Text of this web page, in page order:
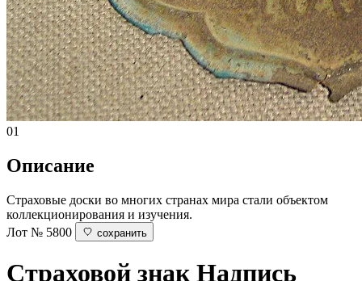
01
Описание
Страховые доски во многих странах мира стали объектом
коллекционирования и изучения.
Лот № 5800
сохранить
Страховой знак Надпись